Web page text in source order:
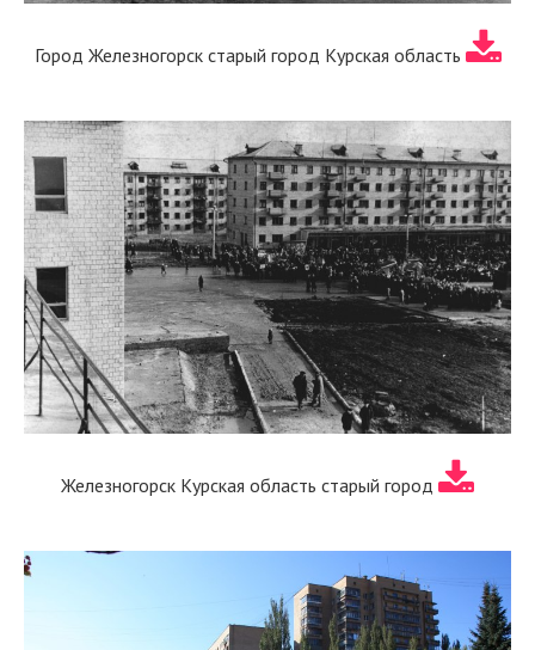
Город Железногорск старый город Курская область
Железногорск Курская область старый город